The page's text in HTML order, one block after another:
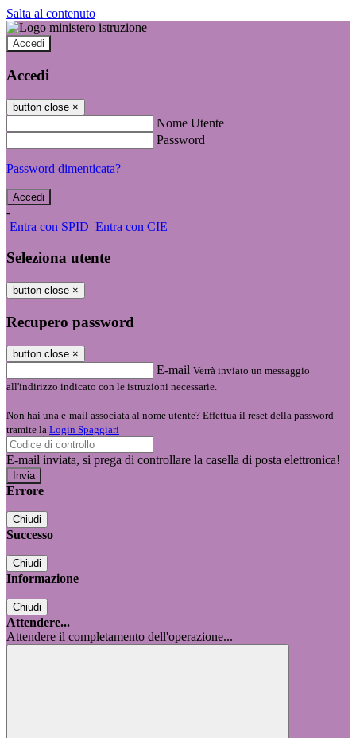
Salta al contenuto
Accedi
Accedi
button close ×
Nome Utente
Password
Password dimenticata?
-
Entra con SPID Entra con CIE
Seleziona utente
button close ×
Recupero password
button close ×
E-mail Verrà inviato un messaggio
all'indirizzo indicato con le istruzioni necessarie.
Non hai una e-mail associata al nome utente? Effettua il reset della password
tramite la Login Spaggiari
E-mail inviata, si prega di controllare la casella di posta elettronica!
Errore
Chiudi
Successo
Chiudi
Informazione
Chiudi
Attendere...
Attendere il completamento dell'operazione...